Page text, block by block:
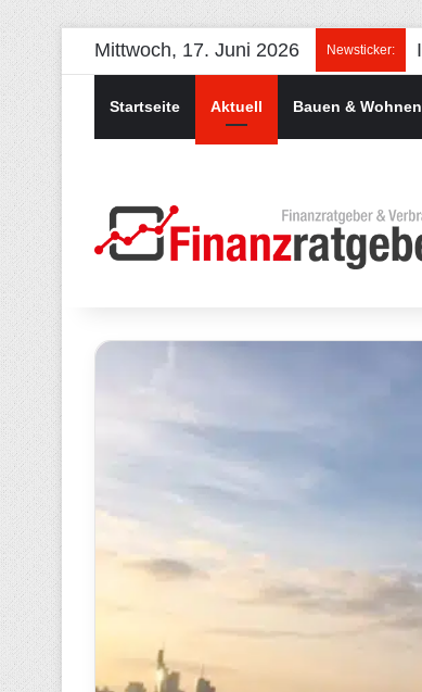
Mittwoch, 17. Juni 2026 Newsticker:
Startseite Aktuell Bauen & Wohnen